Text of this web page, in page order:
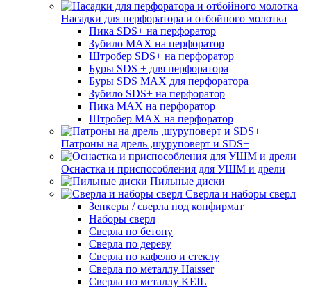
Насадки для перфоратора и отбойного молотка
Пика SDS+ на перфоратор
Зубило MAX на перфоратор
Штробер SDS+ на перфоратор
Буры SDS + для перфоратора
Буры SDS MAX для перфоратора
Зубило SDS+ на перфоратор
Пика MAX на перфоратор
Штробер MAX на перфоратор
Патроны на дрель ,шуруповерт и SDS+
Оснастка и приспособления для УШМ и дрели
Пильные диски
Сверла и наборы сверл
Зенкеры / сверла под конфирмат
Наборы сверл
Сверла по бетону
Сверла по дереву
Сверла по кафелю и стеклу
Сверла по металлу Haisser
Сверла по металлу KEIL